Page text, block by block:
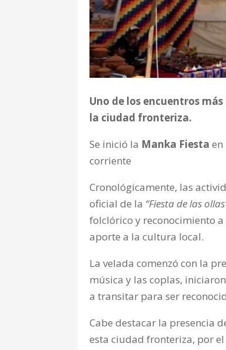
Uno de los encuentros
la ciudad fronteriza.
Se inició la Manka Fiesta en
corriente
Cronológicamente, las
oficial de la “Fiesta de las
folclórico y reconocimiento
aporte a la cultura local.
La velada comenzó con la
música y las coplas,
a transitar para ser
Cabe destacar la presencia
esta ciudad fronteriza, por el